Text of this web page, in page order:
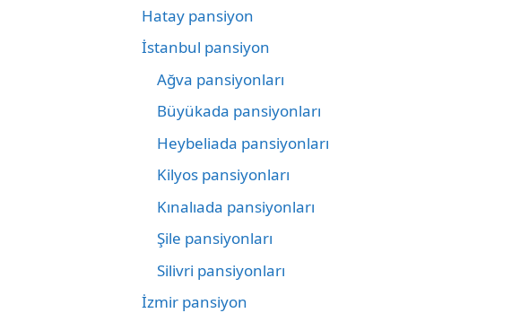
Hatay pansiyon
İstanbul pansiyon
Ağva pansiyonları
Büyükada pansiyonları
Heybeliada pansiyonları
Kilyos pansiyonları
Kınalıada pansiyonları
Şile pansiyonları
Silivri pansiyonları
İzmir pansiyon